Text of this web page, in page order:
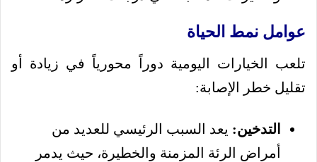
عوامل نمط الحياة
تلعب الخيارات اليومية دوراً محورياً في زيادة أو
تقليل خطر الإصابة:
التدخين: يعد السبب الرئيسي للعديد من
أمراض الرئة المزمنة والخطيرة، حيث يدمر